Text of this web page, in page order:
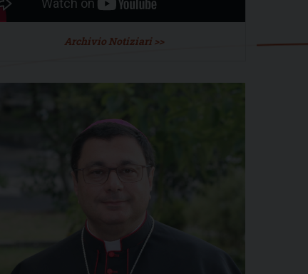
Archivio Notiziari >>